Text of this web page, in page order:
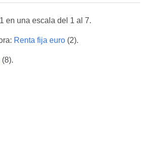
en una escala del 1 al 7.
Renta fija euro (2).
(8).